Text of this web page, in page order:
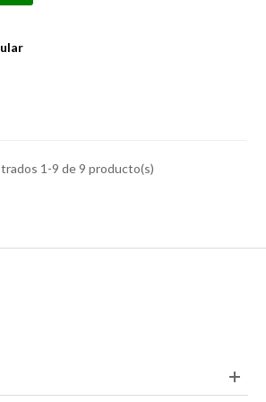
1-9 de 9 producto(s)